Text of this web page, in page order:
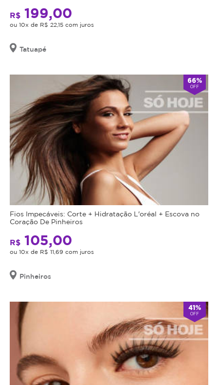
oferecendo
o
uma
técnica
esclarecer
dos
benefícios
e
riscos
a
saúde
do
procedimento.
Caso
não
seja
indicação,
o
valor
será
em
crédito
para
em
outros
procedimentos
dentro
R$ 199,00
ou 10x de R$ 22,15 com juros
Tatuapé
66%
OFF
Fios Impecáveis: Corte + Hidratação L'oréal + Escova no
Coração De Pinheiros
R$ 105,00
ou 10x de R$ 11,69 com juros
Pinheiros
41%
OFF